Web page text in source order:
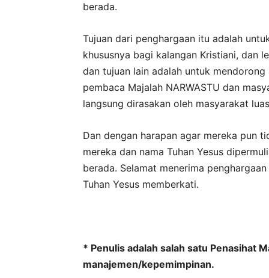
berada.
Tujuan dari penghargaan itu adalah
khususnya bagi kalangan Kristiani, dan
dan tujuan lain adalah untuk
pembaca Majalah NARWASTU dan
langsung dirasakan oleh masyarakat
Dan dengan harapan agar mereka pun
mereka dan nama Tuhan Yesus
berada. Selamat menerima
Tuhan Yesus memberkati.
* Penulis adalah salah satu Penasihat
manajemen/kepemimpinan.